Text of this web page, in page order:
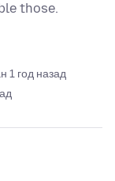
those.
1 год назад